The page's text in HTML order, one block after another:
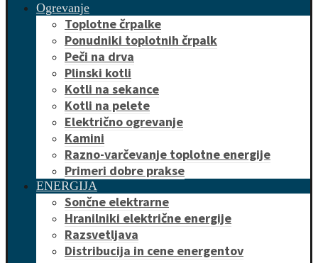
Ogrevanje
Toplotne črpalke
Ponudniki toplotnih črpalk
Peči na drva
Plinski kotli
Kotli na sekance
Kotli na pelete
Električno ogrevanje
Kamini
Razno-varčevanje toplotne energije
Primeri dobre prakse
ENERGIJA
Sončne elektrarne
Hranilniki električne energije
Razsvetljava
Distribucija in cene energentov